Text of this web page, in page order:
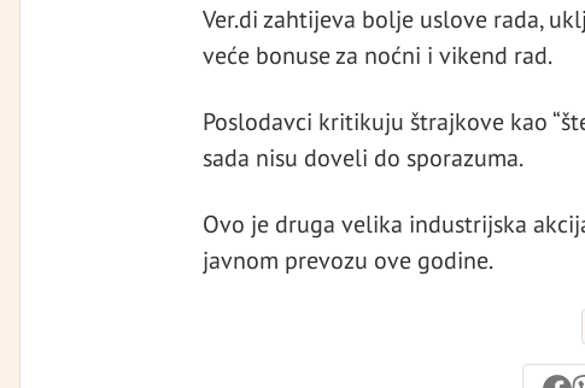
Ver.di zahtijeva bolje uslove rada,
veće bonuse za noćni i vikend rad.
Poslodavci kritikuju štrajkove kao
sada nisu doveli do sporazuma.
Ovo je druga velika industrijska
javnom prevozu ove godine.